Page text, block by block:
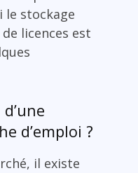
le stockage
licences est
d’emploi ?
il existe